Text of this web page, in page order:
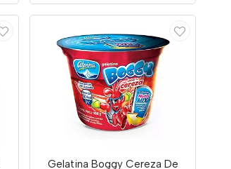
Gelatina Boggy Cereza De